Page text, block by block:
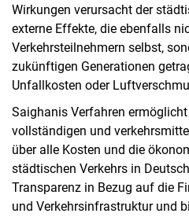
Wirkungen verursacht der
externe Effekte, die ebenfalls
Verkehrsteilnehmern selbst,
zukünftigen Generationen
Unfallkosten oder
Saighanis Verfahren
vollständigen und
über alle Kosten und die
städtischen Verkehrs in
Transparenz in Bezug auf die
und Verkehrsinfrastruktur und